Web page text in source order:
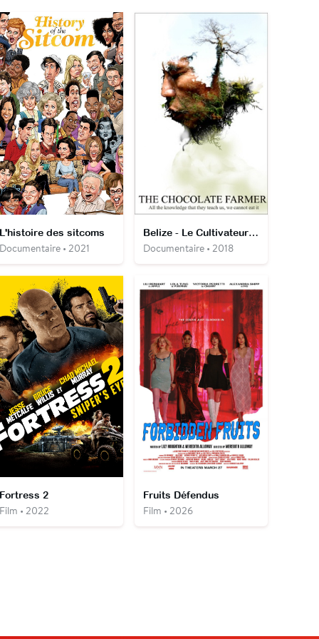
des sitcoms
• 2021
Belize - Le Cultivateur de cacao
Documentaire • 2018
2
• 2022
Fruits Défendus
Film • 2026